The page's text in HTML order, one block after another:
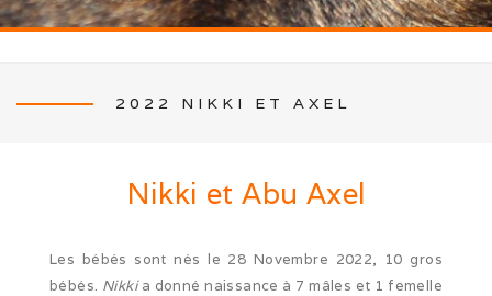
L’ÉLEVAGE
2022 NIKKI ET AXEL
Nikki etAbu Axel
Les bébés sont nés le 28 Novembre 2022, 10 gros
bébés. Nikkia donné naissance à 7 mâles et 1 femelle